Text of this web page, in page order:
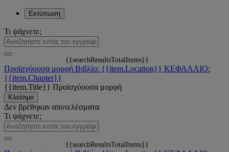
Εκτύπωση
Τι ψάχνετε;
{{searchResultsTotalItems}}
Προϊσχύουσα μορφή Βιβλίο: {{item.Location}} ΚΕΦΑΛΑΙΟ:
{{item.Chapter}}
{{item.Title}} Προϊσχύουσα μορφή
Κλείσιμο
Δεν βρέθηκαν αποτελέσματα
Τι ψάχνετε;
{{searchResultsTotalItems}}